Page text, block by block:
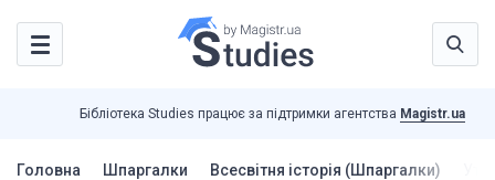
Бібліотека Studies працює за підтримки агентства Magistr.ua
Головна Шпаргалки Всесвітня історія (Шпаргалки)